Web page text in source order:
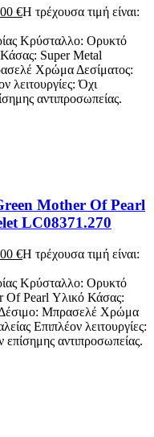
€Η τρέχουσα τιμή είναι:
Κρύσταλλο: Ορυκτό
Super Metal
Χρώμα Δεσίματος:
Όχι
αντιπροσωπείας.
Mother Of Pearl
LC08371.270
€Η τρέχουσα τιμή είναι:
Κρύσταλλο: Ορυκτό
Of Pearl Υλικό Κάσας:
Μπρασελέ Χρώμα
Επιπλέον λειτουργίες:
αντιπροσωπείας.